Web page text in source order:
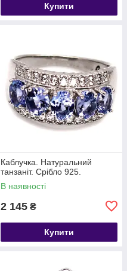
Купити
Каблучка. Натуральний
танзаніт. Срібло 925.
В наявності
2 145 ₴
Купити